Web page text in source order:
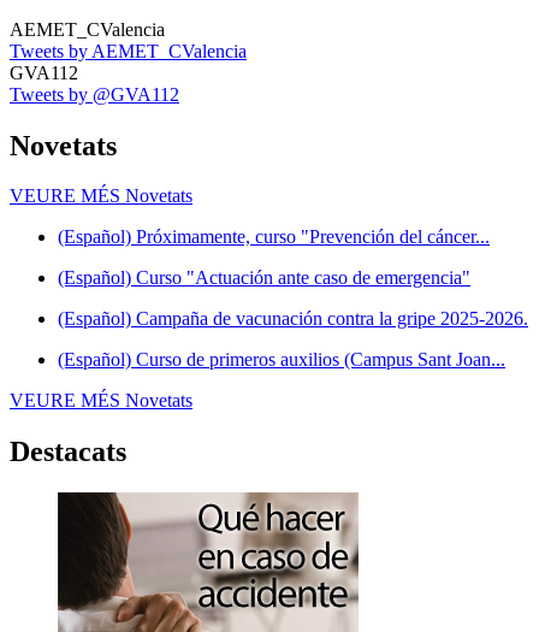
AEMET_CValencia
Tweets by AEMET_CValencia
GVA112
Tweets by @GVA112
Novetats
VEURE MÉS Novetats
(Español) Próximamente, curso "Prevención del cáncer...
(Español) Curso "Actuación ante caso de emergencia"
(Español) Campaña de vacunación contra la gripe 2025-2026.
(Español) Curso de primeros auxilios (Campus Sant Joan...
VEURE MÉS Novetats
Destacats